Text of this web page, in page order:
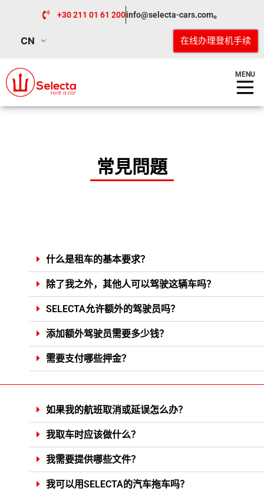
+30 211 01 61 200info@selecta-cars.com。
CN 在线办理登机手续
MENU
常見問題
什么是租车的基本要求？
除了我之外，其他人可以驾驶这辆车吗？
SELECTA允许额外的驾驶员吗？
添加额外驾驶员需要多少钱？
需要支付哪些押金？
如果我的航班取消或延误怎么办？
我取车时应该做什么？
我需要提供哪些文件？
我可以用SELECTA的汽车拖车吗？